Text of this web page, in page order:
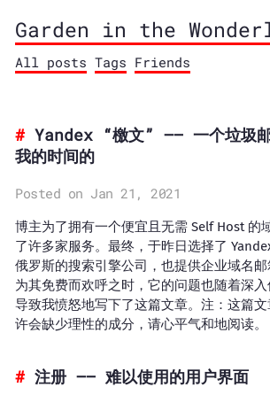
Garden in the
All posts Tags Friends
Yandex “檄文” —— 一个垃圾
我的时间的
Posted on Jan 21, 2021
博主为了拥有一个便宜且无需 Self Host 的
了许多家服务。最终，于昨日选择了
俄罗斯的搜索引擎公司，也提供企业域名
为其免费而欢呼之时，它的问题也随着深入
导致我愤怒地写下了这篇文章。注：这篇
许会缺少理性的成分，请心平气和地阅读。
注册 —— 难以使用的用户界面